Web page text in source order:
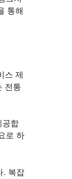
통해
스 제
전통
공합
로 하
. 복잡